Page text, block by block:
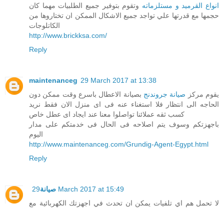
انواع القرميد و مستلزماته وتقوم بتوفير جميع الطلبيات مهما كان
حجمها مع قدرتها علي تواجد جميع الاشكال الممكن ان تختاروها من
الكاتلوجات
http://www.brickksa.com/
Reply
maintenanceg 29 March 2017 at 13:38
يقوم مركز صيانة جروندنج بصيانة الاعطال باسرع وقت ممكن دون
الحاجه الى انتظار فلا استغناء عنه فى اى منزل الان فقط نريد
كسب ثقه عملائنا تواصلوا معنا عند ايجاد اى عطل خاص
باجهزتكم وسوف يتم اصلاحه فى الحال فى خدمتكم على مدار
اليوم
http://www.maintenanceg.com/Grundig-Agent-Egypt.html
Reply
صيانة 29 March 2017 at 15:49
لا تحمل هم اي تلفيات يمكن ان تحدث في اجهزتك الكهربائية مع